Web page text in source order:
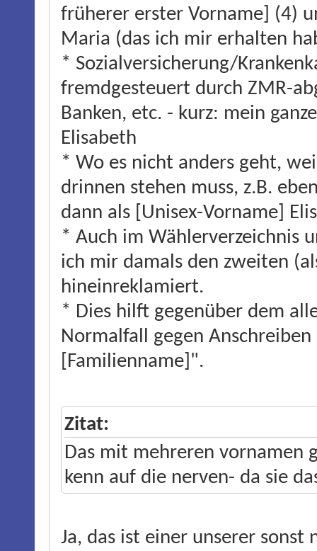
früherer erster Vorname] (4)
Maria (das ich mir erhalten
* Sozialversicherung/
fremdgesteuert durch ZMR-
Banken, etc. - kurz: mein
Elisabeth
* Wo es nicht anders geht,
drinnen stehen muss, z.B.
dann als [Unisex-Vorname]
* Auch im Wählerverzeichnis
ich mir damals den zweiten
hineinreklamiert.
* Dies hilft gegenüber dem
Normalfall gegen
[Familienname]".
Zitat:
Das mit mehreren vornamen
kenn auf die nerven- da sie
Ja, das ist einer unserer sonst